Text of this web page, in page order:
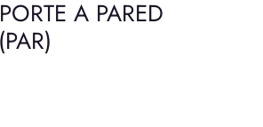
A PARED